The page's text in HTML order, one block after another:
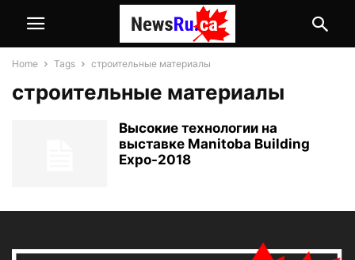
Home Tags строительные материалы
строительные материалы
Высокие технологии на
выставке Manitoba Building
Expo-2018